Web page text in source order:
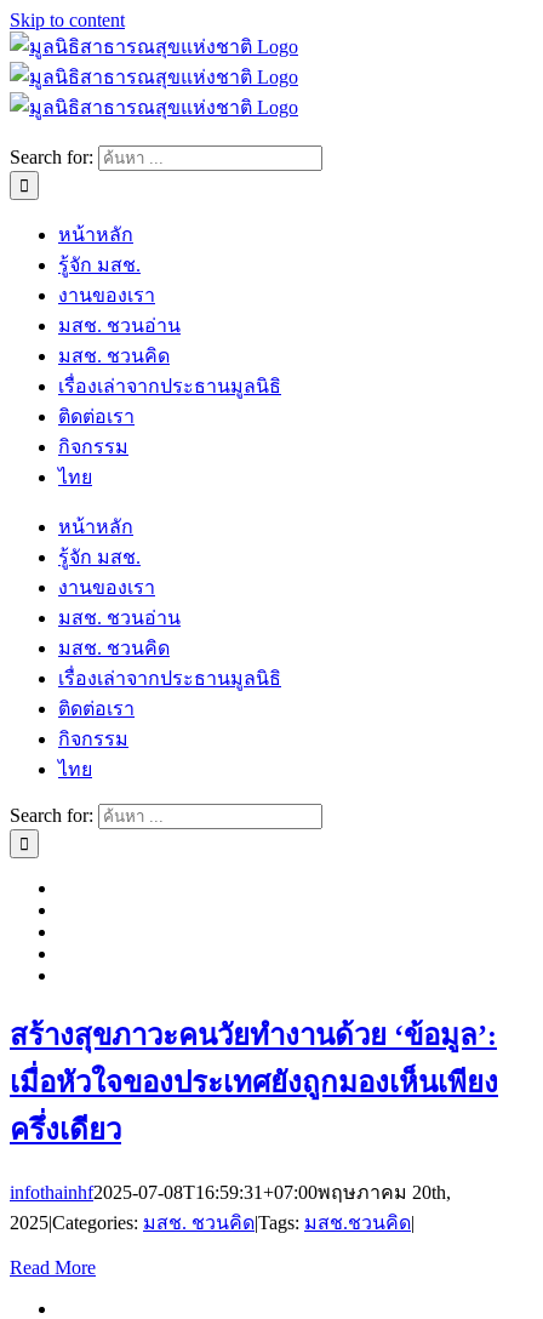
Skip to content
Search for:
หน้าหลัก
รู้จัก มสช.
งานของเรา
มสช. ชวนอ่าน
มสช. ชวนคิด
เรื่องเล่าจากประธานมูลนิธิ
ติดต่อเรา
กิจกรรม
ไทย
หน้าหลัก
รู้จัก มสช.
งานของเรา
มสช. ชวนอ่าน
มสช. ชวนคิด
เรื่องเล่าจากประธานมูลนิธิ
ติดต่อเรา
กิจกรรม
ไทย
Search for:
สร้างสุขภาวะคนวัยทำงานด้วย ‘ข้อมูล’:
เมื่อหัวใจของประเทศยังถูกมองเห็นเพียง
ครึ่งเดียว
infothainhf2025-07-08T16:59:31+07:00พฤษภาคม 20th,
2025|Categories: มสช. ชวนคิด|Tags: มสช.ชวนคิด|
Read More